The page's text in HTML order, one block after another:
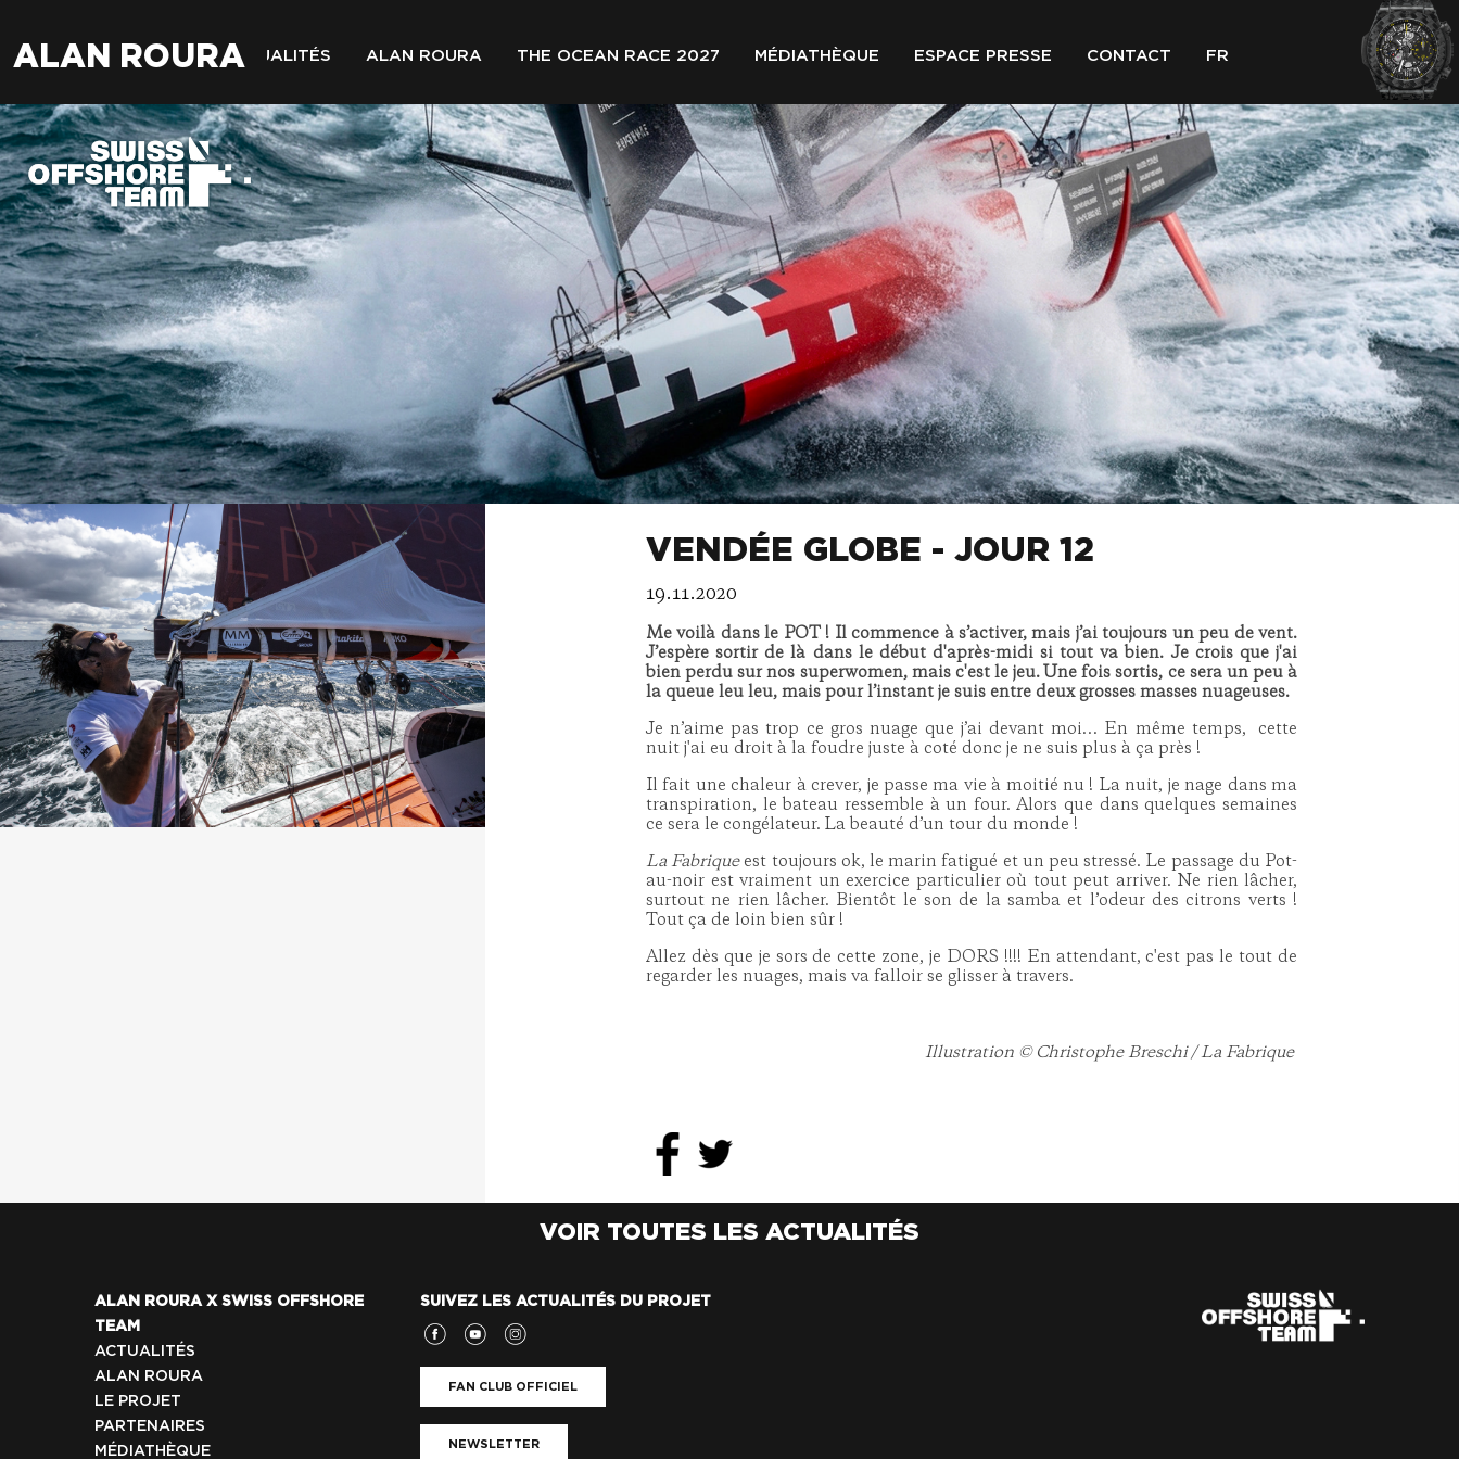
ALAN ROURAACTUALITÉS ALAN ROURA THE OCEAN RACE 2027 MÉDIATHÈQUE ESPACE PRESSE CONTACT FR
VENDÉE GLOBE - JOUR 12
19.11.2020
Me voilà dans le POT ! Il commence à s’activer, mais j’ai toujours un peu de vent.
J’espère sortir de là dans le début d'après-midi si tout va bien. Je crois que j'ai
bien perdu sur nos superwomen, mais c'est le jeu. Une fois sortis, ce sera un peu à
la queue leu leu, mais pour l’instant je suis entre deux grosses masses nuageuses.
Je n’aime pas trop ce gros nuage que j’ai devant moi… En même temps,
cette
nuit j'ai eu droit à la foudre juste à coté donc je ne suis plus à ça près !
Il fait une chaleur à crever, je passe ma vie à moitié nu ! La nuit, je nage dans ma
transpiration, le bateau ressemble à un four. Alors que dans quelques semaines
ce sera le congélateur. La beauté d’un tour du monde !
La Fabrique est toujours ok, le marin fatigué et un peu stressé. Le passage du Pot-
au-noir est vraiment un exercice particulier où tout peut arriver. Ne rien lâcher,
surtout ne rien lâcher. Bientôt le son de la samba et l’odeur des citrons verts !
Tout ça de loin bien sûr !
Allez dès que je sors de cette zone, je DORS !!!! En attendant, c'est pas le tout de
regarder les nuages, mais va falloir se glisser à travers.
Illustration © Christophe Breschi / La Fabrique
VOIR TOUTES LES ACTUALITÉS
ALAN ROURA X SWISS OFFSHORE
TEAM
ACTUALITÉS
ALAN ROURA
LE PROJET
PARTENAIRES
MÉDIATHÈQUE
SUIVEZ LES ACTUALITÉS DU PROJET
FAN CLUB OFFICIEL
NEWSLETTER